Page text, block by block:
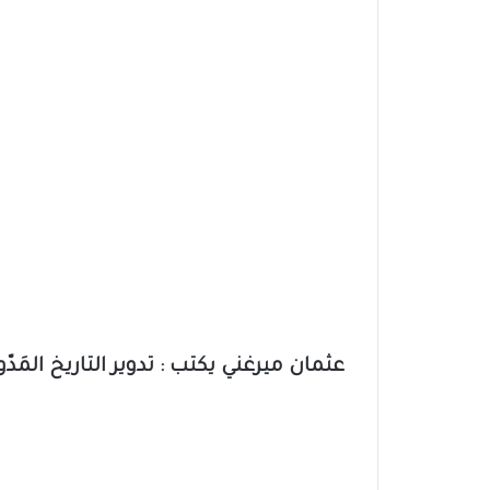
عثمان ميرغني يكتب : تدوير التاريخ